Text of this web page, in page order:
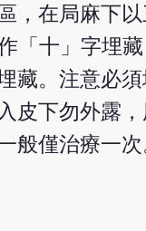
，在局麻下
「十」字埋
藏。注意必
皮下勿外露
般僅治療一次